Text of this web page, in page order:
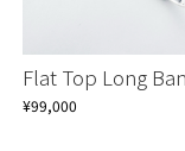
Flat Top Long
¥99,000